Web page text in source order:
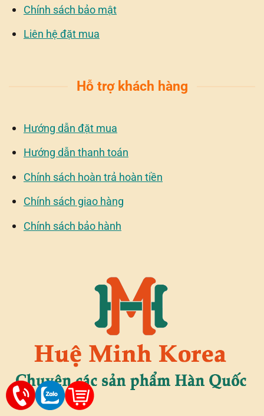
Chính sách bảo mật
Liên hệ đặt mua
Hỗ trợ khách hàng
Hướng dẫn đặt mua
Hướng dẫn thanh toán
Chính sách hoàn trả hoàn tiền
Chính sách giao hàng
Chính sách bảo hành